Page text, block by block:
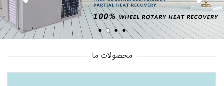
محصولات ما